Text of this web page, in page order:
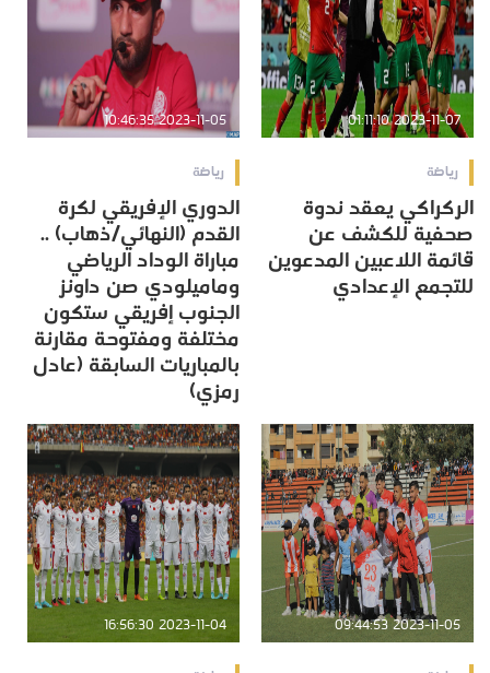
2023-11-07 01:11:10
رياضة
الركراكي يعقد ندوة
صحفية للكشف عن
قائمة اللاعبين المدعوين
للتجمع الإعدادي
2023-11-05 10:46:35
رياضة
الدوري الإفريقي لكرة
القدم (النهائي/ذهاب) ..
مباراة الوداد الرياضي
وماميلودي صن داونز
الجنوب إفريقي ستكون
مختلفة ومفتوحة مقارنة
بالمباريات السابقة (عادل
رمزي)
2023-11-05 09:44:53
2023-11-04 16:56:30